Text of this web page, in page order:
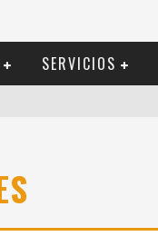
SERVICIOS